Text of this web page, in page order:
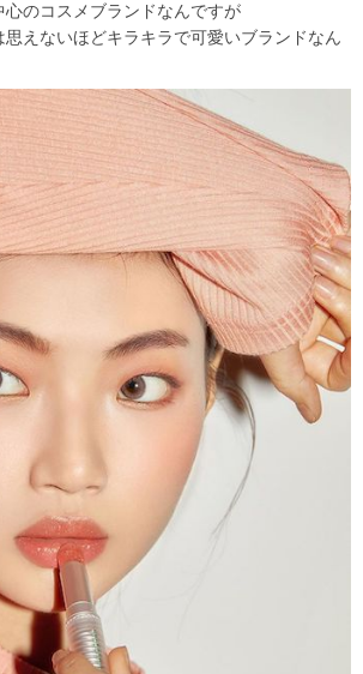
心のコスメブランドなんですが
えないほどキラキラで可愛いブランドなん